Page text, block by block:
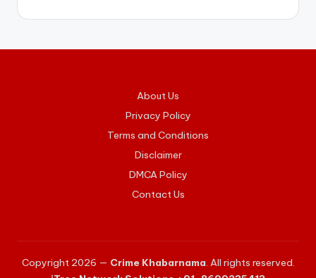
About Us
Privacy Policy
Terms and Conditions
Disclaimer
DMCA Policy
Contact Us
Copyright 2026 — Crime Khabarnama. All rights reserved.